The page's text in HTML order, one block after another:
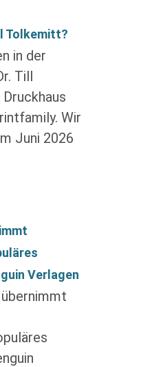
Tolkemitt?
in der
Till
Wir
Juni 2026
Verlagen